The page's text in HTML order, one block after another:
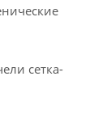
сетка-